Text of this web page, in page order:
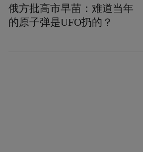
来说：“观影过程毫无障碍
中。”音乐作为世界各国交
语言和文化的障碍，陈其
俄方批高市早苗：难道当年
的原子弹是UFO扔的？